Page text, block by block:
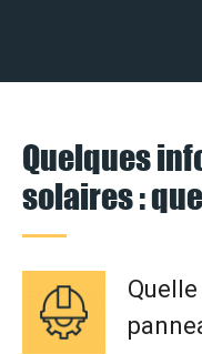
Quelques
solaires :